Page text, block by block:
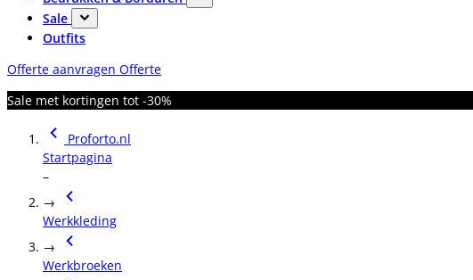
Sale
Outfits
Offerte aanvragen Offerte
Sale met kortingen tot -30%
Proforto.nl
Startpagina
–
→
Werkkleding
→
Werkbroeken